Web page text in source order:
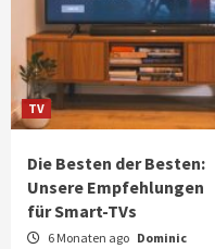
TV
Die Besten der Besten:
Unsere Empfehlungen
für Smart-TVs
6 Monaten ago Dominic